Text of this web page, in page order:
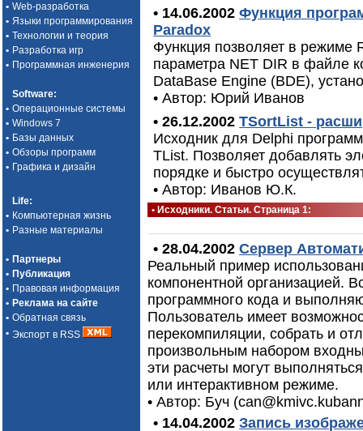
• Web-разработка
• Языки программирования
• Технологии и теория
• Разработка игр
• Программная инженерия
Software:
• Операционные системы
• Windows 7
• Базы данных
• Обзоры программ
• Графика и дизайн
Life:
• Компьютерная жизнь
• Разные материалы
• Партнеры
• Публикация
• Правовая информация
• Реклама на сайте
• Обратная связь
• Экспорт в RSS
• 14.06.2002Функция
Paradox
Функция позволяет в режиме
параметра NET DIR в файле
DataBase Engine (BDE),
• Автор: Юрий Иванов
• 26.12.2002TSortList -
Исходник для Delphi
TList. Позволяет добавлять
порядке и быстро
• Автор: Иванов Ю.К.
• Исходники. Статьи. Страница 1:
• 28.04.2002 Сервер
Реальный пример
компонентной организацией.
программного кода и
Пользователь имеет
перекомпиляции, собрать и
произвольным набором
эти расчеты могут
или интерактивном режиме.
• Автор: Буч
• 14.04.2002 Запись